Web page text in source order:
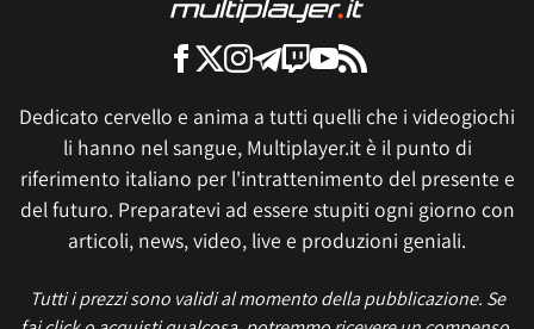
Dedicato cervello e anima a tutti quelli che i videogiochi
li hanno nel sangue, Multiplayer.it è il punto di
riferimento italiano per l'intrattenimento del presente e
del futuro. Preparatevi ad essere stupiti ogni giorno con
articoli, news, video, live e produzioni geniali.
Tutti i prezzi sono validi al momento della pubblicazione. Se